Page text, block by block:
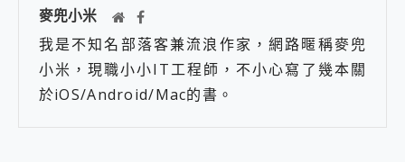
麥兜小米
我是不知名部落客兼流浪作家，網路暱稱麥兜
小米，現職小小IT工程師，不小心寫了幾本關
於iOS/Android/Mac的書。